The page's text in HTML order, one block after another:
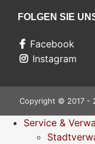
FOLGEN SIE
Facebook
Instagram
Copyright © 2017 -
Service &